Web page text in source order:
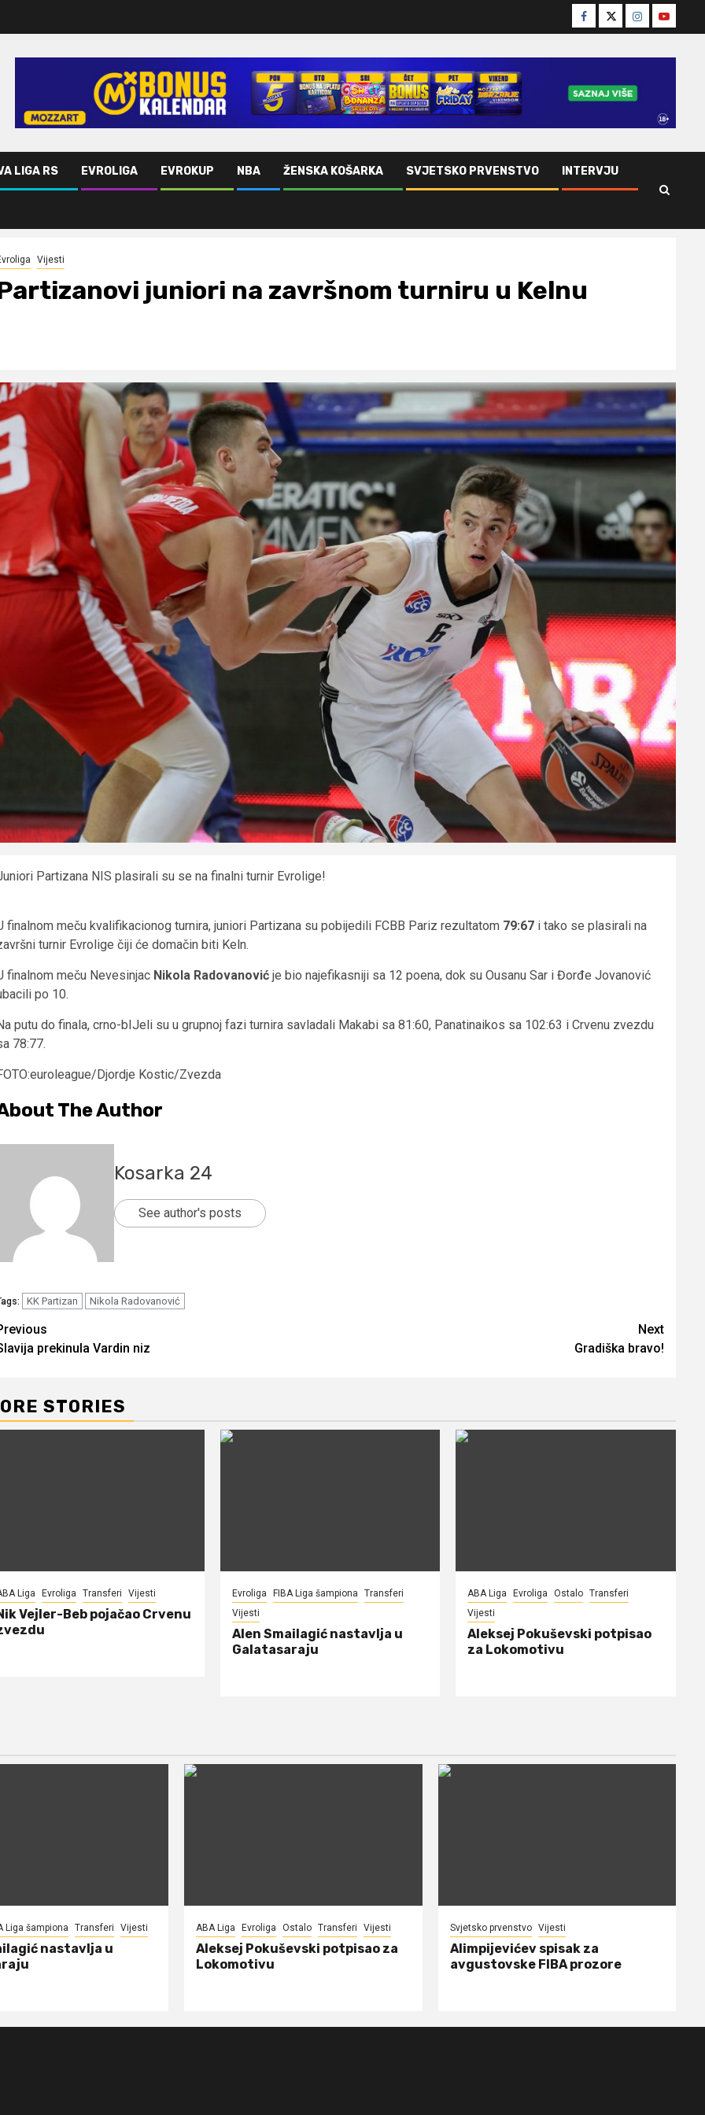
Facebook
TwitterInstagram
Youtube
LIGA RS EVROLIGA EVROKUP NBA ŽENSKA KOŠARKA SVJETSKO PRVENSTVO INTERVJU
Vijesti
juniori na završnom turniru u Kelnu
Partizana NIS plasirali su se na finalni turnir Evrolige!
finalnom meču kvalifikacionog turnira, juniori Partizana su pobijedili FCBB Pariz rezultatom 79:67 i tako se plasirali na
turnir Evrolige čiji će domačin biti Keln.
finalnom meču Nevesinjac Nikola Radovanović je bio najefikasniji sa 12 poena, dok su Ousanu Sar i Đorđe Jovanović
po 10.
putu do finala, crno-bIJeli su u grupnoj fazi turnira savladali Makabi sa 81:60, Panatinaikos sa 102:63 i Crvenu zvezdu
78:77.
Djordje Kostic/Zvezda
The Author
Kosarka 24
See author's posts
KK Partizan Nikola Radovanović
prekinula Vardin niz
Next
Gradiška bravo!
STORIES
Liga Evroliga Transferi Vijesti
Vejler-Beb pojačao Crvenu
Evroliga FIBA Liga šampiona
Transferi
Vijesti
Alen Smailagić nastavlja u
Galatasaraju
ABA Liga Evroliga Ostalo Transferi
Vijesti
Aleksej Pokuševski potpisao
za Lokomotivu
Liga šampiona Transferi Vijesti
nastavlja u
ABA Liga Evroliga Ostalo Transferi Vijesti
Aleksej Pokuševski potpisao za
Lokomotivu
Svjetsko prvenstvo Vijesti
Alimpijevićev spisak za
avgustovske FIBA prozore